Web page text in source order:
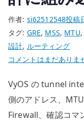
イ
ン
タ
ー
フ
イ
ス
の
作者: si62512548投稿
タグ: GRE, MSS, MTU
設計, ルーティング
VyOS
interface
設
定
コメントはまだありま
VyOS の tunnel
側のアドレス、MTU
Firewall、確認コマ